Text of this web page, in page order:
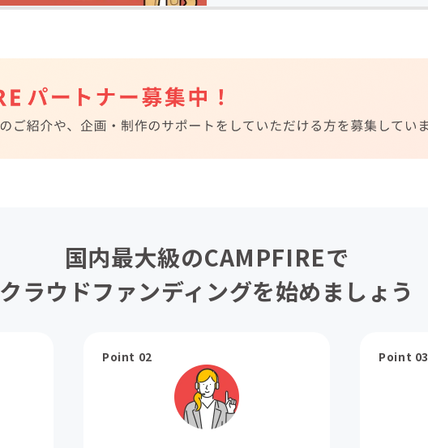
国内最大級のCAMPFIREで
クラウドファンディングを始めましょう
Point 02 Point 03